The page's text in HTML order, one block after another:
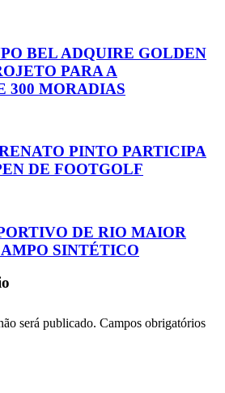
BEL ADQUIRE GOLDEN
PARA A
300 MORADIAS
PINTO PARTICIPA
DE FOOTGOLF
DE RIO MAIOR
SINTÉTICO
será publicado. Campos obrigatórios